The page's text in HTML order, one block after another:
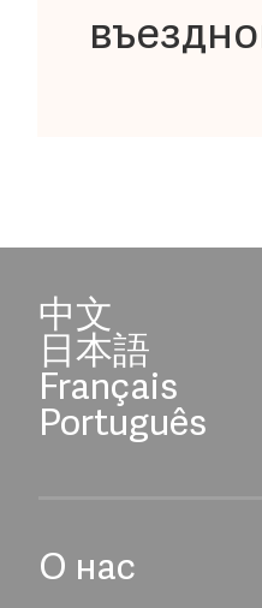
中文
日本語
Français
Português
О нас